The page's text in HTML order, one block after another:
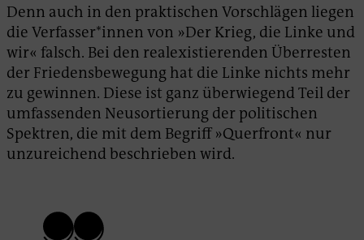
Denn auch in den praktischen Vorschlägen liegen
die Verfasser*innen von »Der Krieg, die Linke und
wir« falsch. Bei den realexistierenden Überresten
der Friedensbewegung hat die Linke nichts mehr
zu gewinnen. Diese ist ganz überwiegend Teil der
umfassenden Neusortierung der politischen
Spektren, die mit dem Begriff »Querfront« nur
unzureichend beschrieben wird.